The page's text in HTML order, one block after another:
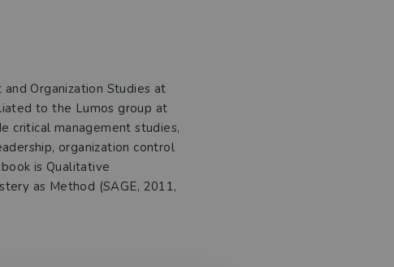
Organization Studies at
to the Lumos group at
critical management studies,
organization control
is Qualitative
as Method (SAGE, 2011,